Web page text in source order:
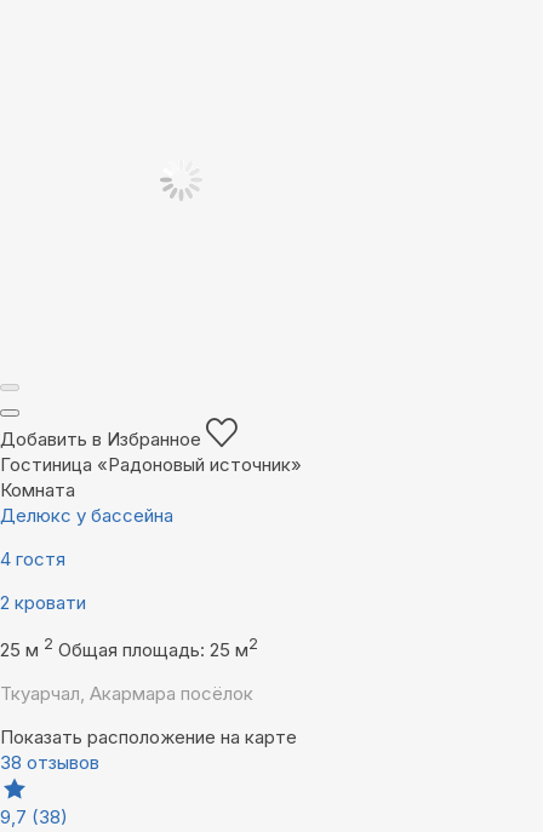
Добавить в Избранное
Гостиница «Радоновый источник»
Комната
Делюкс у бассейна
4 гостя
2 кровати
25 м 2 Общая площадь: 25 м2
Ткуарчал, Акармара посёлок
Показать расположение на карте
38 отзывов
9,7 (38)